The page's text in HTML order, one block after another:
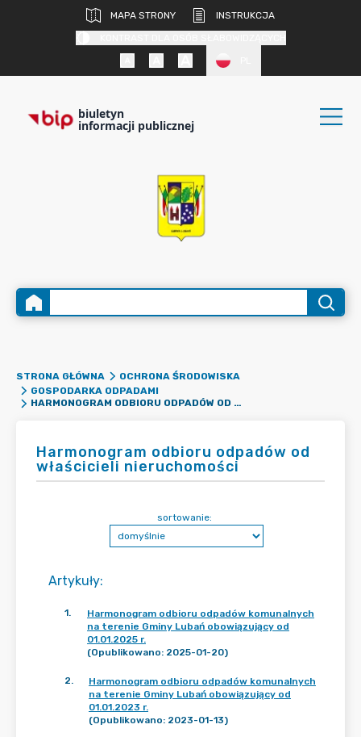
MAPA STRONY
INSTRUKCJA
biuletyn
informacji publicznej
STRONA GŁÓWNA
OCHRONA ŚRODOWISKA
GOSPODARKA ODPADAMI
HARMONOGRAM ODBIORU ODPADÓW OD WŁAŚCICIELI NIERUCHOMOŚCI
Harmonogram odbioru odpadów od
właścicieli nieruchomości
Artykuły:
sortowanie:
1.
Harmonogram odbioru odpadów komunalnych
na terenie Gminy Lubań obowiązujący od
01.01.2025 r.
(Opublikowano: 2025-01-20)
2.
Harmonogram odbioru odpadów komunalnych
na terenie Gminy Lubań obowiązujący od
01.01.2023 r.
(Opublikowano: 2023-01-13)